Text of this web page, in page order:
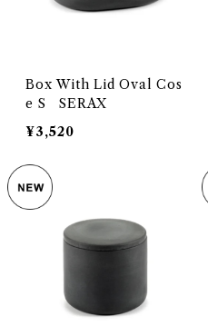
Box With Lid Oval Cos
e S SERAX
¥3,520